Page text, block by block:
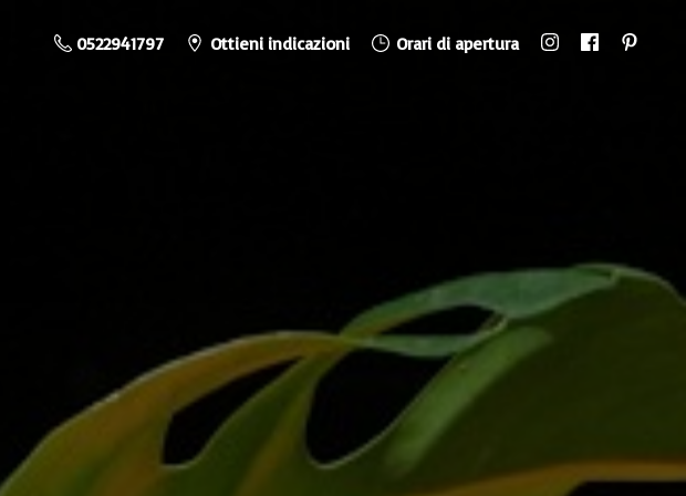
0522941797 Ottieni indicazioni Orari di apertura